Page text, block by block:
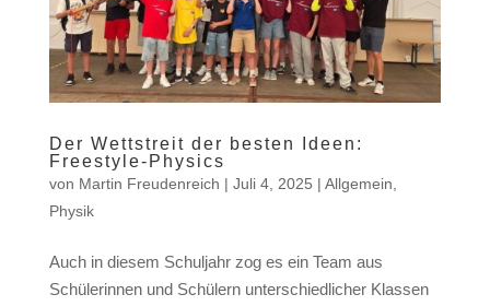
Der Wettstreit der besten Ideen:
Freestyle-Physics
von Martin Freudenreich | Juli 4, 2025 | Allgemein,
Physik
Auch in diesem Schuljahr zog es ein Team aus
Schülerinnen und Schülern unterschiedlicher Klassen